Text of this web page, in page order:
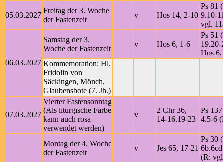
05.03.2027
Freitag der 3. Woche
der Fastenzeit
v Hos 14, 2-10
Ps 81
9.10-
vgl.
06.03.2027
Samstag der 3.
Woche der Fastenzeit
v Hos 6, 1-6
Ps 51
Hos 6,
Kommemoration: Hl.
Fridolin von
Säckingen, Mönch,
Glaubensbote (7. Jh.)
07.03.2027
Vierter Fastensonntag
(Als liturgische Farbe
kann auch rosa
verwendet werden)
v
2 Chr 36,
14-16.19-23
Ps
4.5-6
Montag der 4. Woche
der Fastenzeit
v Jes 65, 17-21
Ps 30
(R: